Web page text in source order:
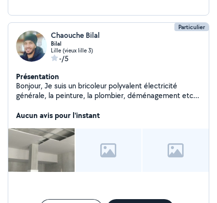
Particulier
Chaouche Bilal
Bilal
Lille (vieux lille 3)
-/5
Présentation
Bonjour, Je suis un bricoleur polyvalent électricité
générale, la peinture, la plombier, déménagement etc
contacter. Merci
Aucun avis pour l'instant